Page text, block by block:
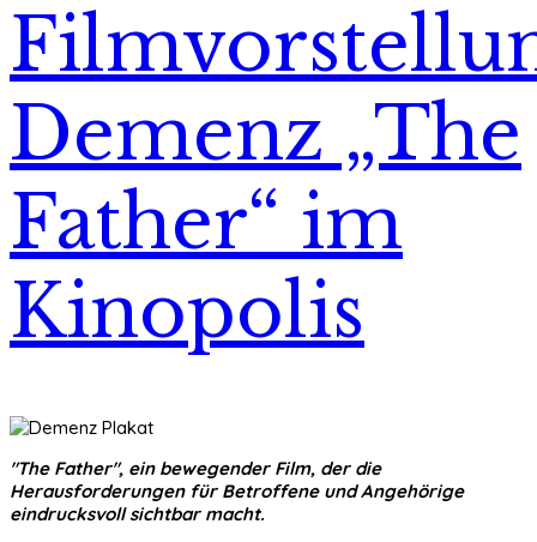
Demenz „The
Father“ im
Kinopolis
"The Father", ein bewegender Film, der die
Herausforderungen für Betroffene und Angehörige
eindrucksvoll sichtbar macht.